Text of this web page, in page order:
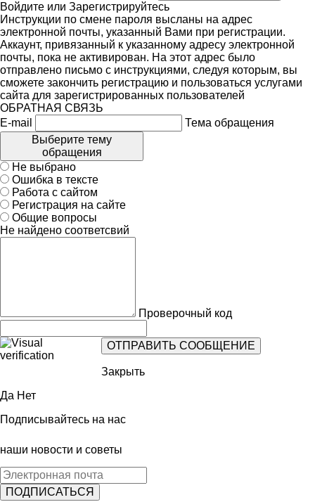
Войдите или Зарегистрируйтесь
Инструкции по смене пароля высланы на адрес
электронной почты, указанный Вами при регистрации.
Аккаунт, привязанный к указанному адресу электронной
почты, пока не активирован. На этот адрес было
отправлено письмо с инструкциями, следуя которым, вы
сможете закончить регистрацию и пользоваться услугами
сайта для зарегистрированных пользователей
ОБРАТНАЯ СВЯЗЬ
E-mail
Тема обращения
Выберите тему
обращения
Не выбрано
Ошибка в тексте
Работа с сайтом
Регистрация на сайте
Общие вопросы
Не найдено соответсвий
Проверочный код
Закрыть
Да Нет
Подписывайтесь на нас
наши новости и советы